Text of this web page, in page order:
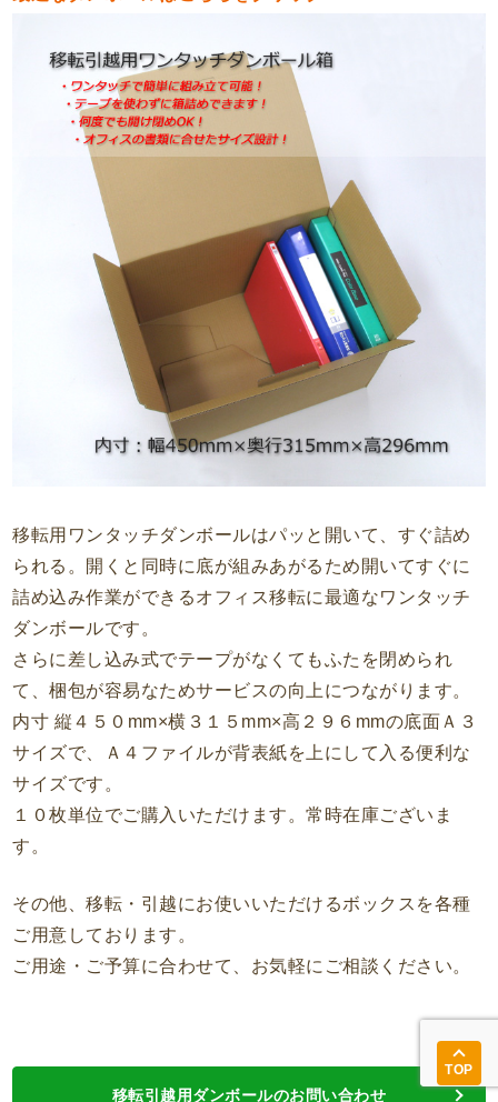
移転用ワンタッチダンボールはパッと開いて、すぐ詰め
られる。開くと同時に底が組みあがるため開いてすぐに
詰め込み作業ができるオフィス移転に最適なワンタッチ
ダンボールです。
さらに差し込み式でテープがなくてもふたを閉められ
て、梱包が容易なためサービスの向上につながります。
内寸 縦４５０mm×横３１５mm×高２９６mmの底面Ａ３
サイズで、Ａ４ファイルが背表紙を上にして入る便利な
サイズです。
１０枚単位でご購入いただけます。常時在庫ございま
す。
その他、移転・引越にお使いいただけるボックスを各種
ご用意しております。
ご用途・ご予算に合わせて、お気軽にご相談ください。
移転引越用ダンボールのお問い合わせ
TOP